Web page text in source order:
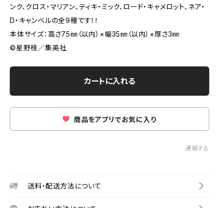
ンク、クロス・マリアン、ティキ・ミック、ロード・キャメロット、ネア・
D・キャンベルの全9種です！！
本体サイズ：高さ75㎜（以内）×幅35㎜（以内）×厚さ3㎜
©︎星野桂／集英社
カートに入れる
商品をアプリでお気に入り
通報する
送料・配送方法について